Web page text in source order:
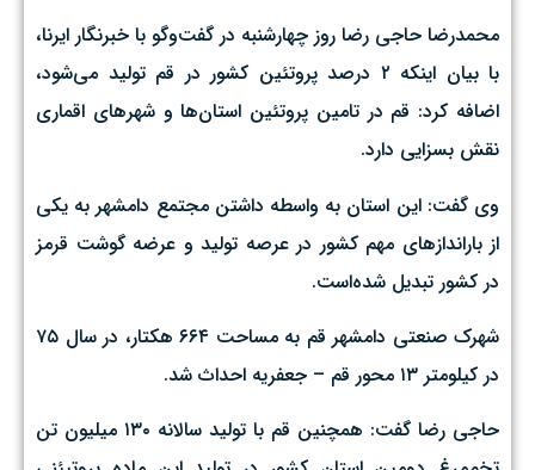
محمدرضا حاجی رضا روز چهارشنبه در گفت‌وگو با خبرنگار ایرنا،
با بیان اینکه ۲ درصد پروتئین کشور در قم تولید می‌شود،
اضافه کرد: قم در تامین پروتئین استان‌ها و شهرهای اقماری
نقش بسزایی دارد.
وی گفت: این استان به واسطه داشتن مجتمع دامشهر به یکی
از باراندازهای مهم کشور در عرصه تولید و عرضه گوشت قرمز
در کشور تبدیل شده‌است.
شهرک صنعتی دامشهر قم به مساحت ۶۶۴ هکتار، در سال ۷۵
در کیلومتر ۱۳ محور قم – جعفریه احداث شد.
حاجی رضا گفت: همچنین قم با تولید سالانه ۱۳۰ میلیون تن